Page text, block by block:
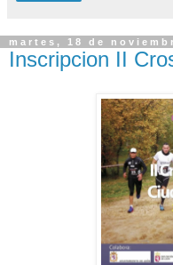
martes, 18 de
Inscripcion II